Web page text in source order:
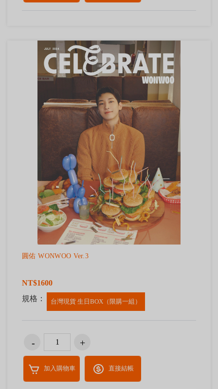
圓佑 WONWOO Ver.3
NT$1600
規格：
台灣現貨 生日BOX（限購一組）
加入購物車 直接結帳